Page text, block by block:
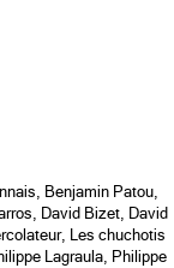
, Benjamin Patou,
, David Bizet, David
, Les chuchotis
Lagraula, Philippe